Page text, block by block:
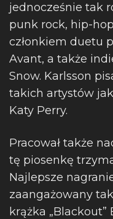
jednocześnie tak
punk rock, hip-
członkiem duetu
Avant, a także
Snow. Karlsson
takich artystów
Katy Perry.
Pracował także
tę piosenkę
Najlepsze
zaangażowany
krążka